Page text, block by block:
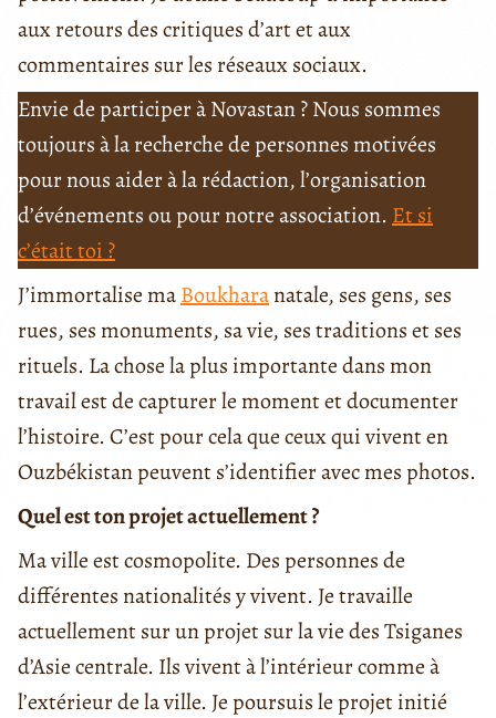
aux retours des critiques d’art et aux
commentaires sur les réseaux sociaux.
Envie de participer à Novastan ? Nous sommes
toujours à la recherche de personnes motivées
pour nous aider à la rédaction, l’organisation
d’événements ou pour notre association. Et si
c’était toi ?
J’immortalise maBoukharanatale, ses gens, ses
rues, ses monuments, sa vie, ses traditions et ses
rituels. La chose la plus importante dans mon
travail est de capturer le moment et documenter
l’histoire. C’est pour cela que ceux qui vivent en
Ouzbékistan peuvent s’identifier avec mes photos.
Quel est ton projet actuellement ?
Ma ville est cosmopolite. Des personnes de
différentes nationalités y vivent. Je travaille
actuellement sur un projet sur la vie des Tsiganes
d’Asie centrale. Ils vivent à l’intérieur comme à
l’extérieur de la ville. Je poursuis le projet initié